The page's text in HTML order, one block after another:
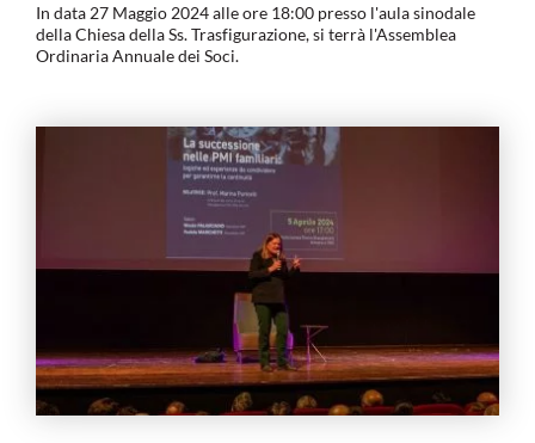
In data 27 Maggio 2024 alle ore 18:00 presso l'aula sinodale
della Chiesa della Ss. Trasfigurazione, si terrà l'Assemblea
Ordinaria Annuale dei Soci.